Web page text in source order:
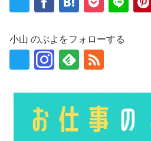
小山 のぶよをフォローする